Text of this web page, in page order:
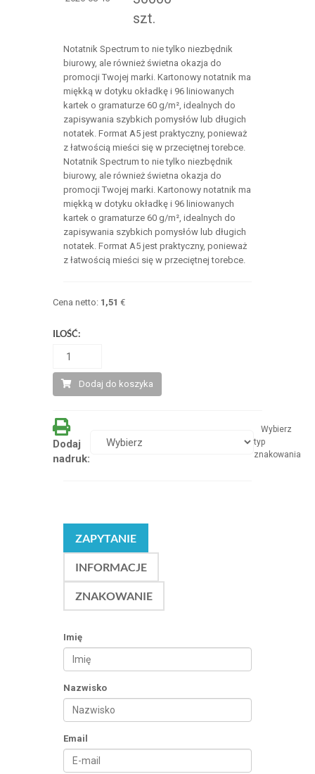
szt.
Notatnik Spectrum to nie tylko niezbędnik
biurowy, ale również świetna okazja do
promocji Twojej marki. Kartonowy notatnik ma
miękką w dotyku okładkę i 96 liniowanych
kartek o gramaturze 60 g/m², idealnych do
zapisywania szybkich pomysłów lub długich
notatek. Format A5 jest praktyczny, ponieważ
z łatwością mieści się w przeciętnej torebce.
Notatnik Spectrum to nie tylko niezbędnik
biurowy, ale również świetna okazja do
promocji Twojej marki. Kartonowy notatnik ma
miękką w dotyku okładkę i 96 liniowanych
kartek o gramaturze 60 g/m², idealnych do
zapisywania szybkich pomysłów lub długich
notatek. Format A5 jest praktyczny, ponieważ
z łatwością mieści się w przeciętnej torebce.
Cena netto: 1,51 €
ILOŚĆ:
Dodaj do koszyka
Dodaj
nadruk:
Wybierz
typ
znakowania
ZAPYTANIE
INFORMACJE
ZNAKOWANIE
Imię
Nazwisko
Email